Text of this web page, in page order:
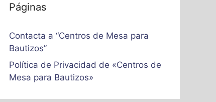
Páginas
Contacta a “Centros de Mesa para
Bautizos”
Política de Privacidad de «Centros de
Mesa para Bautizos»